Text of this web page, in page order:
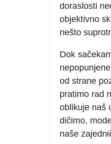
doraslosti
objektivno
nešto
Dok
od strane
pratimo rad
oblikuje naš
dičimo,
naše